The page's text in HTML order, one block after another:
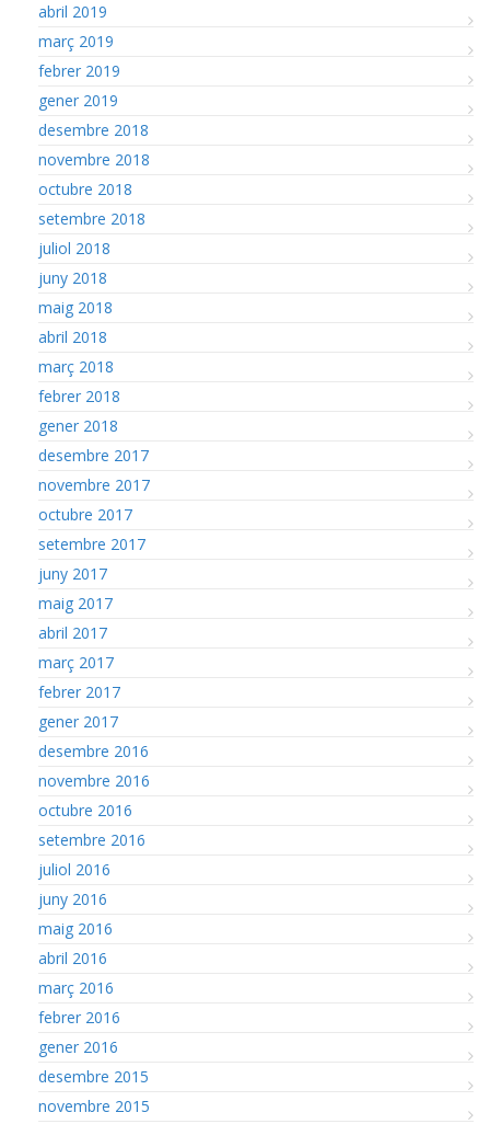
abril 2019
març 2019
febrer 2019
gener 2019
desembre 2018
novembre 2018
octubre 2018
setembre 2018
juliol 2018
juny 2018
maig 2018
abril 2018
març 2018
febrer 2018
gener 2018
desembre 2017
novembre 2017
octubre 2017
setembre 2017
juny 2017
maig 2017
abril 2017
març 2017
febrer 2017
gener 2017
desembre 2016
novembre 2016
octubre 2016
setembre 2016
juliol 2016
juny 2016
maig 2016
abril 2016
març 2016
febrer 2016
gener 2016
desembre 2015
novembre 2015